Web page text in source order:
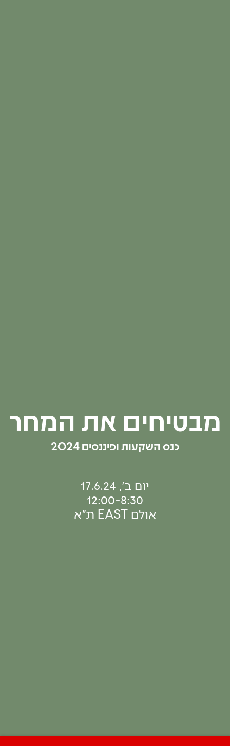
מבטיחים את המחר
כנס השקעות ופיננסים 2024
יום ב׳, 17.6.24
12:00-8:30
אולם EAST ת״א